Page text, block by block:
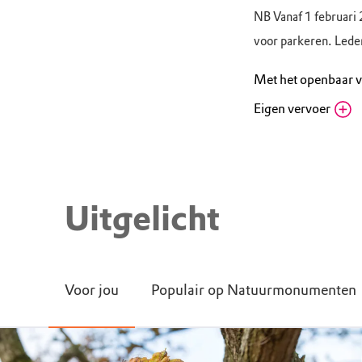
Woensdag
Donderdag
NB Vanaf 1
voor parkeren.
Met het openbaar
Bushalte
Eigen vervoer
Uitgelicht
Voor jou Populair op Natuurmonumenten